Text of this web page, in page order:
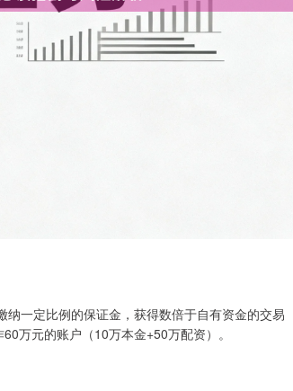
一定比例的保证金，获得数倍于自有资金的交易
万元的账户（10万本金+50万配资）。